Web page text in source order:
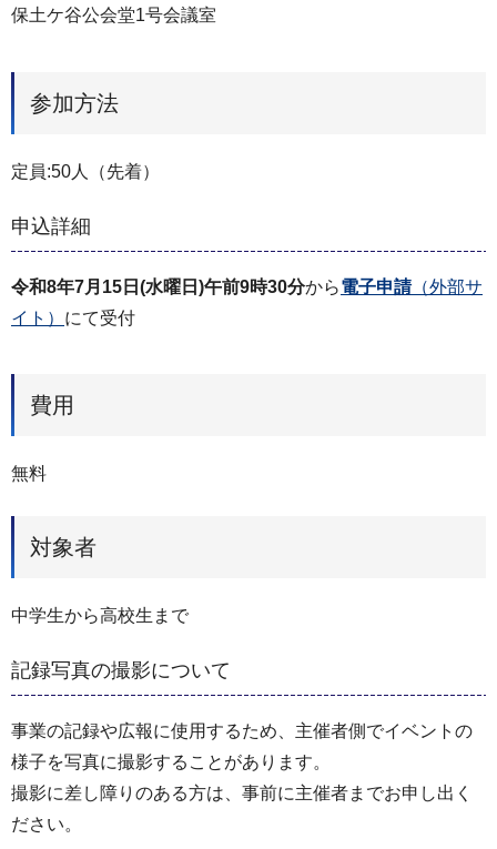
保土ケ谷公会堂1号会議室
参加方法
定員:50人（先着）
申込詳細
令和8年7月15日(水曜日)午前9時30分から電子申請（外部サ
イト） にて受付
費用
無料
対象者
中学生から高校生まで
記録写真の撮影について
事業の記録や広報に使用するため、主催者側でイベントの
様子を写真に撮影することがあります。
撮影に差し障りのある方は、事前に主催者までお申し出く
ださい。